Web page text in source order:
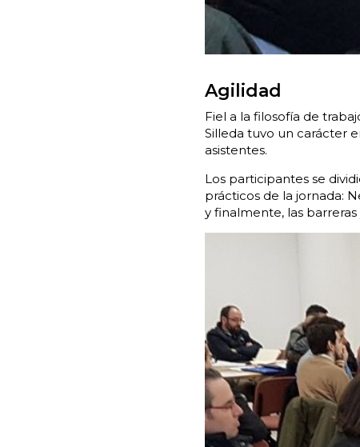
Agilidad
Fiel a la filosofía de
Silleda tuvo un carácter
asistentes.
Los participantes se
prácticos de la jornada:
y finalmente, las barreras